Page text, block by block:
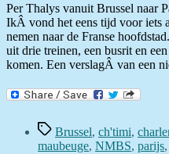
Per Thalys vanuit Brussel naar
IkÂ vond het eens tijd voor iets
nemen naar de Franse
uit drie treinen, een busrit en
komen. Een verslagÂ van een
TagsBrussel, ch'timi,
maubeuge, NMBS, parijs,